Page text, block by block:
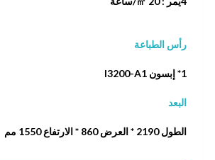
رأس الطباعة
1* إبسون I3200-A1
البعد
الطول 2190 * العرض 860 * الارتفاع 1550 مم